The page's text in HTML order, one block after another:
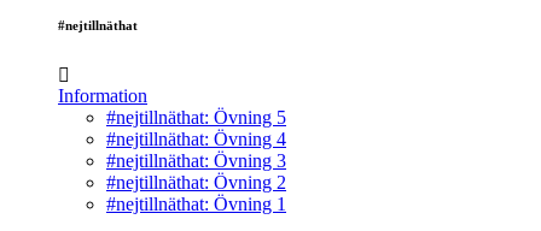
#nejtillnäthat
Information
#nejtillnäthat: Övning 5
#nejtillnäthat: Övning 4
#nejtillnäthat: Övning 3
#nejtillnäthat: Övning 2
#nejtillnäthat: Övning 1